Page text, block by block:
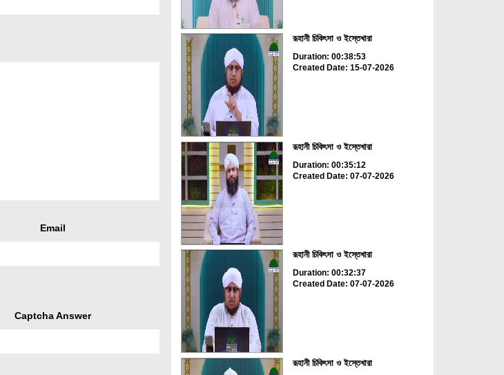
Email
Captcha Answer
রূহানী চিকিৎসা ও ইস্তেখারা
Duration: 00:38:53
Created Date: 15-07-2026
রূহানী চিকিৎসা ও ইস্তেখারা
Duration: 00:35:12
Created Date: 07-07-2026
রূহানী চিকিৎসা ও ইস্তেখারা
Duration: 00:32:37
Created Date: 07-07-2026
রূহানী চিকিৎসা ও ইস্তেখারা